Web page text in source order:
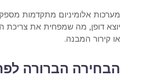
מערכות אלומיניום מתקדמות
יוצא דופן, מה שמפחית את צריכת
או קירור המבנה.
הבחירה הברורה